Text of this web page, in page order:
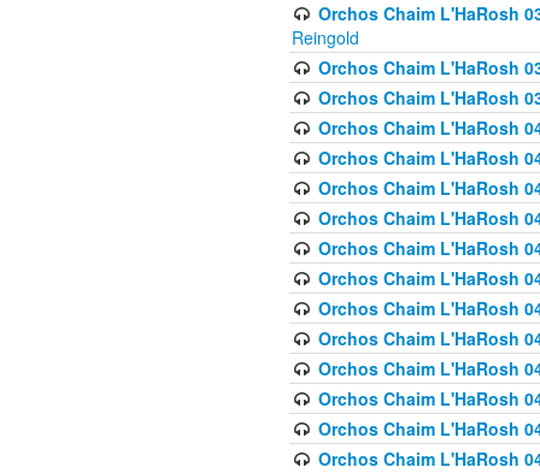
Orchos Chaim L'HaRosh
Reingold
Orchos Chaim L'HaRosh
Orchos Chaim L'HaRosh
Orchos Chaim L'HaRosh
Orchos Chaim L'HaRosh
Orchos Chaim L'HaRosh
Orchos Chaim L'HaRosh
Orchos Chaim L'HaRosh
Orchos Chaim L'HaRosh
Orchos Chaim L'HaRosh
Orchos Chaim L'HaRosh
Orchos Chaim L'HaRosh
Orchos Chaim L'HaRosh
Orchos Chaim L'HaRosh
Orchos Chaim L'HaRosh